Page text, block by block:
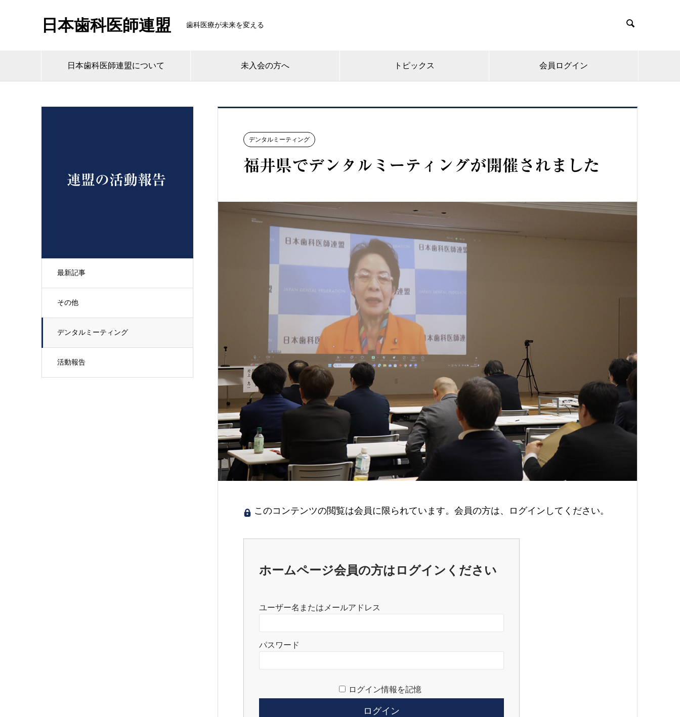
日本歯科医師連盟 歯科医療が未来を変える 
日本歯科医師連盟について 未入会の方へ トピックス 会員ログイン
連盟の活動報告
最新記事
その他
デンタルミーティング
活動報告
デンタルミーティング
福井県でデンタルミーティングが開催されました
このコンテンツの閲覧は会員に限られています。会員の方は、ログインしてください。
ホームページ会員の方はログインください
ユーザー名またはメールアドレス
パスワード
ログイン情報を記憶